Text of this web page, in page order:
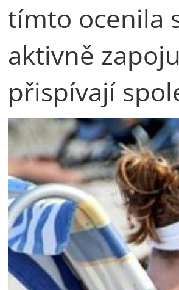
tímto ocenila
aktivně
přispívají